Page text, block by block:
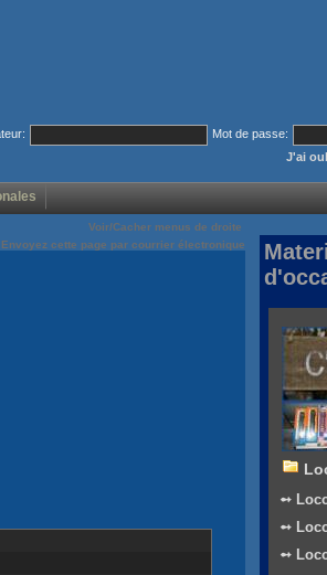
Mot de passe:
J'ai
Voir/Cacher menus de droite
Envoyez cette page par courrier électronique
➻
➻
➻